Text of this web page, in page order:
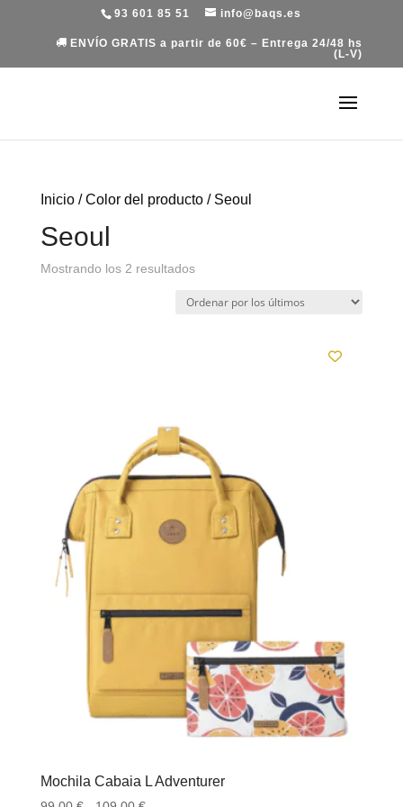
93 601 85 51 info@baqs.es
ENVÍO GRATIS a partir de 60€ – Entrega 24/48 hs
(L-V)
Inicio/ Color del producto / Seoul
Seoul
Mostrando los 2 resultadosOrdenado
los
Mochila Cabaia L Adventurer